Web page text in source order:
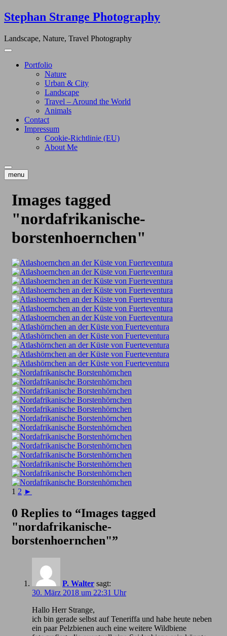
Skip
to
Stephan Strange Photography
Landscape, Nature, Travel Photography
Portfolio
Nature
Urban & City
Landscape
Travel – Around the World
Animals
Contact
Impressum
Cookie-Richtlinie (EU)
About Me
menu
Images tagged
"nordafrikanische-
borstenhoernchen"
1 2 ►
0 Replies to “Images tagged
"nordafrikanische-
borstenhoernchen"”
P. Walter sagt:
30. März 2018 um 22:31 Uhr
Hallo Herr Strange,
ich bin gerade selbst auf Teneriffa und habe heute neben
ein paar Pelzbienen auch eine weitere Wildbiene